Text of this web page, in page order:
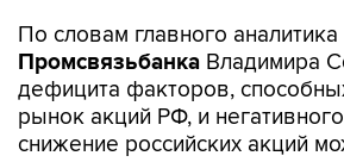
По словам главного аналитика
Промсвязьбанка Владимира
дефицита факторов,
рынок акций РФ, и
снижение российских акций